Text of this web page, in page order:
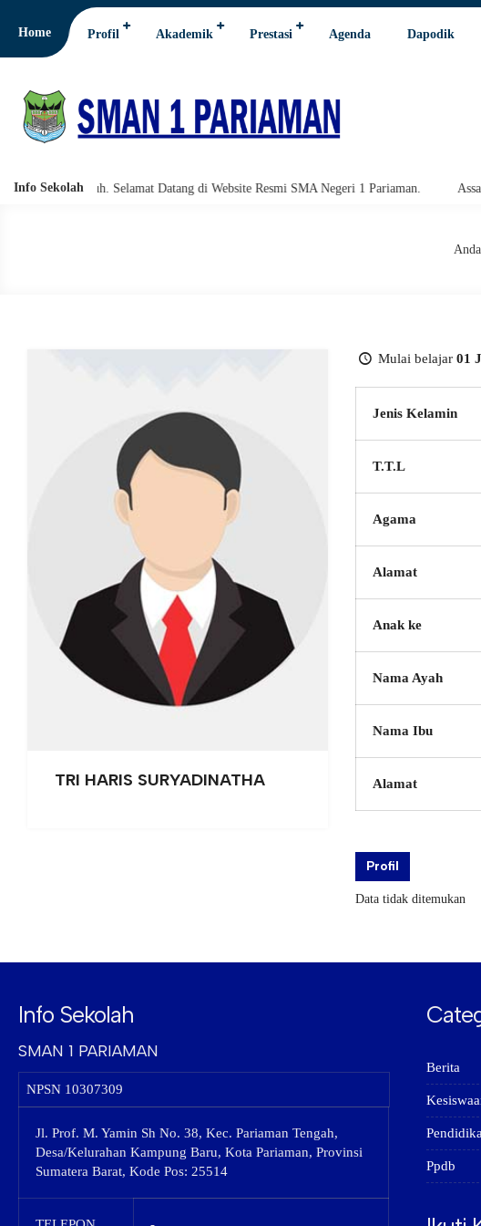
Home Profil Akademik Prestasi Agenda Dapodik
Info Sekolah
wabarakatuh. Selamat Datang di Website Resmi SMA Negeri 1 Pariaman.
TRI HARIS SURYADINATHA
Mulai belajar 01
Jenis Kelamin
T.T.L
Agama
Alamat
Anak ke
Nama Ayah
Nama Ibu
Alamat
Profil
Data tidak ditemukan
Info Sekolah
SMAN 1 PARIAMAN
NPSN 10307309
Jl. Prof. M. Yamin Sh No. 38, Kec. Pariaman Tengah,
Desa/Kelurahan Kampung Baru, Kota Pariaman, Provinsi
Sumatera Barat, Kode Pos: 25514
Berita
Ppdb